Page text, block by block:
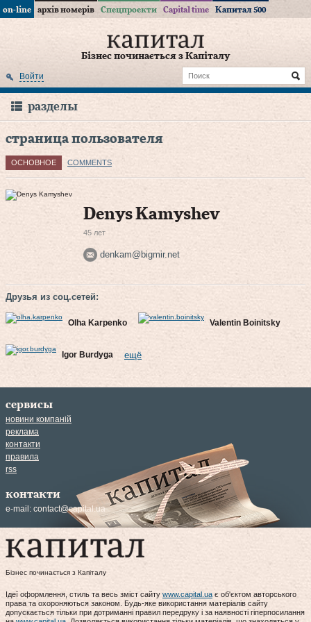
on-line архів номерів Спецпроекти Capital time Капитал 500
Бізнес починається з Капіталу
Войти
разделы
страница пользователя
ОСНОВНОЕ COMMENTS
Denys Kamyshev
45 лет
denkam@bigmir.net
Друзья из соц.сетей:
Olha Karpenko Valentin Boinitsky
Igor Burdyga ещё
сервисы
новини компаній
реклама
контакти
правила
rss
контакти
e-mail: contact@capital.ua
Бізнес починається з Капіталу
Ідеї оформлення, стиль та весь зміст сайту www.capital.ua є об'єктом авторського
права та охороняються законом. Будь-яке використання матеріалів сайту
допускається тільки при дотриманні правил передруку і за наявності гіперпосилання